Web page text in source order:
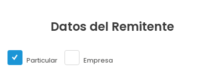
Datos del Remitente
Particular Empresa